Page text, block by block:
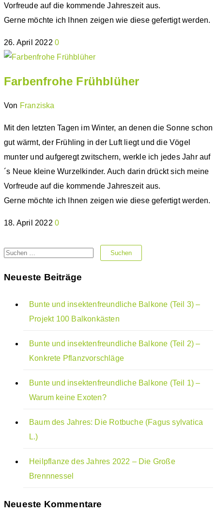
Vorfreude auf die kommende Jahreszeit aus.
Gerne möchte ich Ihnen zeigen wie diese gefertigt werden.
26. April 2022 0
Farbenfrohe Frühblüher
Von Franziska
Mit den letzten Tagen im Winter, an denen die Sonne schon
gut wärmt, der Frühling in der Luft liegt und die Vögel
munter und aufgeregt zwitschern, werkle ich jedes Jahr auf
´s Neue kleine Wurzelkinder. Auch darin drückt sich meine
Vorfreude auf die kommende Jahreszeit aus.
Gerne möchte ich Ihnen zeigen wie diese gefertigt werden.
18. April 2022 0
nach:
Neueste Beiträge
Bunte und insektenfreundliche Balkone (Teil 3) –
Projekt 100 Balkonkästen
Bunte und insektenfreundliche Balkone (Teil 2) –
Konkrete Pflanzvorschläge
Bunte und insektenfreundliche Balkone (Teil 1) –
Warum keine Exoten?
Baum des Jahres: Die Rotbuche (Fagus sylvatica
L.)
Heilpflanze des Jahres 2022 – Die Große
Brennnessel
Neueste Kommentare